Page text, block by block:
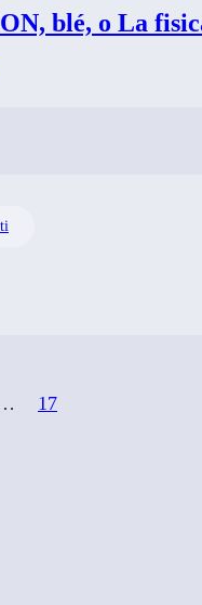
blé, o La
17